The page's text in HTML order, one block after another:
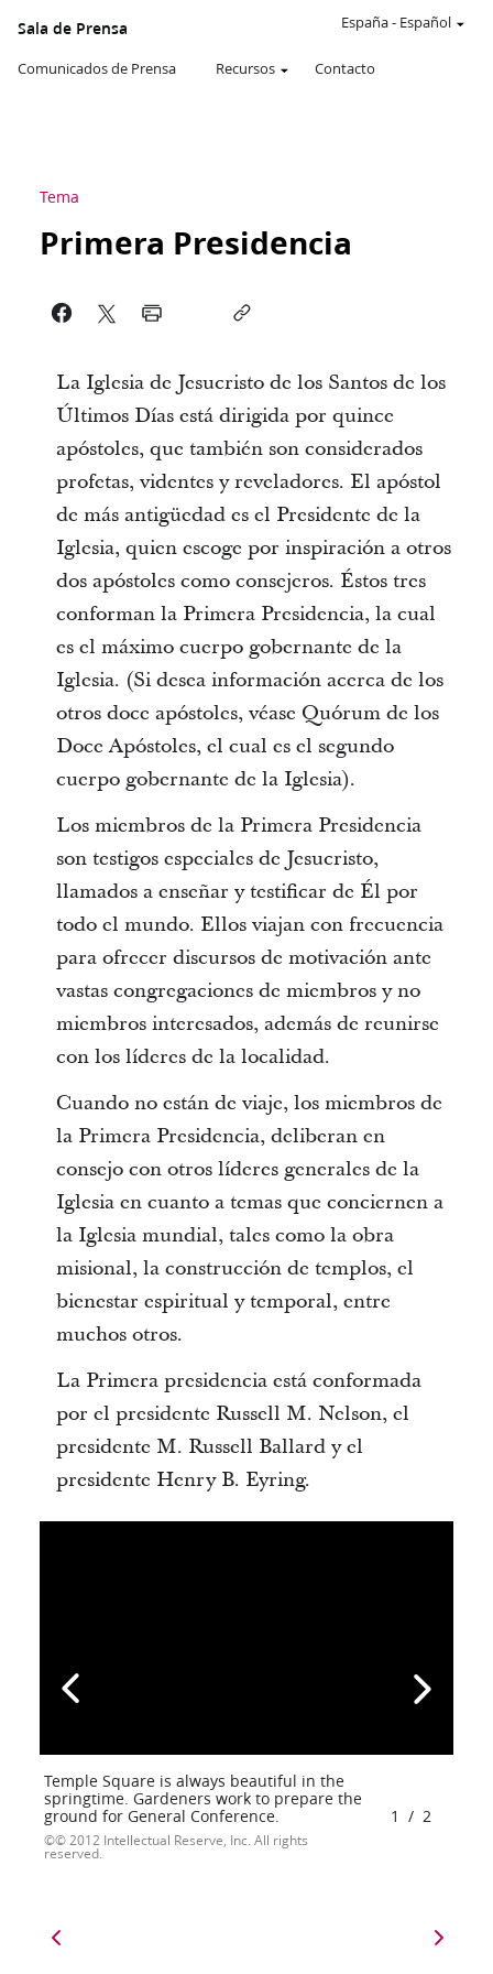
Sala de Prensa
Comunicados de Prensa Recursos Contacto
España- Español
Tema
Primera Presidencia
La Iglesia de Jesucristo de los Santos de los
Últimos Días está dirigida por quince
apóstoles, que también son considerados
profetas, videntes y reveladores. El apóstol
de más antigüedad es el Presidente de la
Iglesia, quien escoge por inspiración a otros
dos apóstoles como consejeros. Éstos tres
conforman la Primera Presidencia, la cual
es el máximo cuerpo gobernante de la
Iglesia. (Si desea información acerca de los
otros doce apóstoles, véase Quórum de los
Doce Apóstoles, el cual es el segundo
cuerpo gobernante de la Iglesia).
Los miembros de la Primera Presidencia
son testigos especiales de Jesucristo,
llamados a enseñar y testificar de Él por
todo el mundo. Ellos viajan con frecuencia
para ofrecer discursos de motivación ante
vastas congregaciones de miembros y no
miembros interesados, además de reunirse
con los líderes de la localidad.
Cuando no están de viaje, los miembros de
la Primera Presidencia, deliberan en
consejo con otros líderes generales de la
Iglesia en cuanto a temas que conciernen a
la Iglesia mundial, tales como la obra
misional, la construcción de templos, el
bienestar espiritual y temporal, entre
muchos otros.
La Primera presidencia está conformada
por el presidente Russell M. Nelson, el
presidente M. Russell Ballard y el
presidente Henry B. Eyring.
Temple Square is always beautiful in the
springtime. Gardeners work to prepare the
ground for General Conference.
© 2012 Intellectual Reserve, Inc. All rights
reserved.
1 / 2